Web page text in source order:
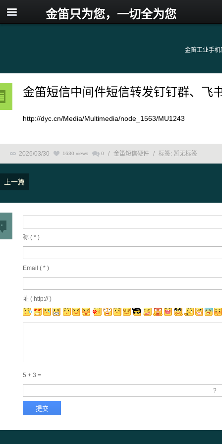
金笛工业手机
金笛只为您，一切全为您
金笛短信中间件短信转发钉钉群、飞
http://dyc.cn/Media/Multimedia/node_1563/MU1243
2026/03/30 1630 views 0 / 金笛短信硬件 / 标签: 暂无标签
上一篇
称 ( * )
Email ( * )
址 ( http:// )
5 + 3 =